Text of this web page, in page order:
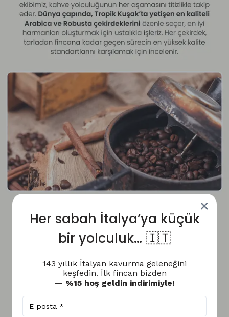
Her sabah İtalya’ya küçük
bir yolculuk… 🇮🇹
143 yıllık İtalyan kavurma geleneğini
keşfedin. İlk fincan bizden
— %15 hoş geldin indirimiyle!